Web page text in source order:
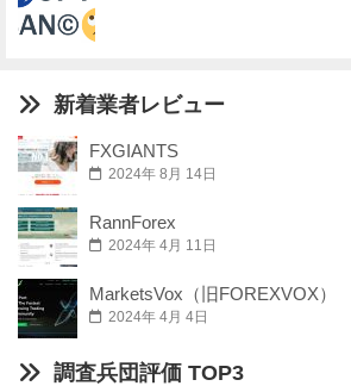
新着業者レビュー
FXGIANTS
2024年 8月 14日
RannForex
2024年 4月 11日
MarketsVox（旧FOREXVOX）
2024年 4月 4日
調査兵団評価 TOP3